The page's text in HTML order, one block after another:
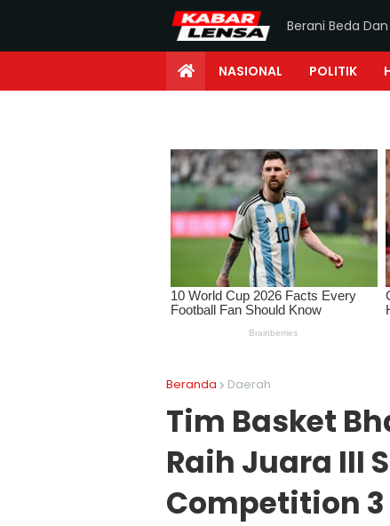
Berani Beda
NASIONAL POLITIK
Beranda Daerah
Tim Basket
Raih Juara III
Competition 3